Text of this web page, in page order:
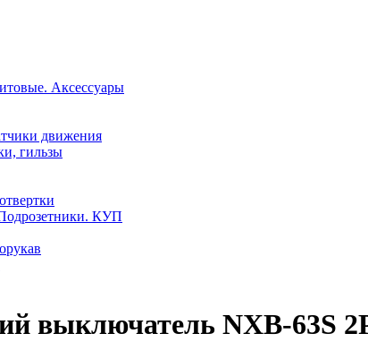
Аксессуары
движения
гильзы
КУП
выключатель NXB-63S